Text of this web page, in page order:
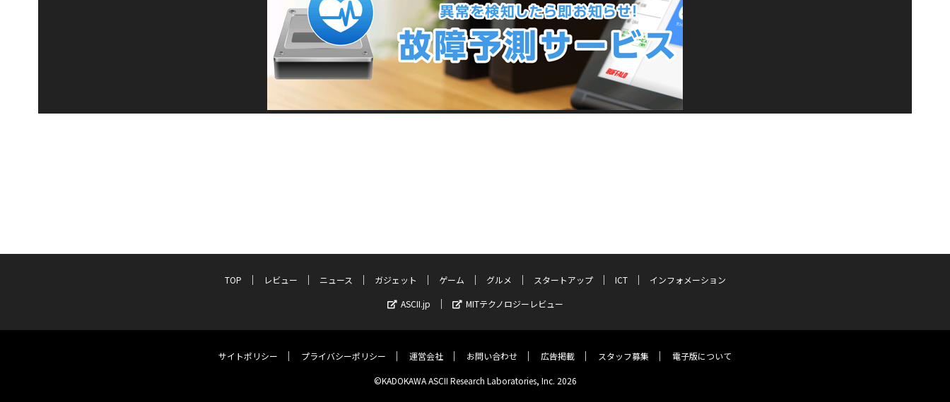
TOP レビュー ニュース ガジェット ゲーム グルメ スタートアップ ICT
インフォメーション
ASCII.jp
MITテクノロジーレビュー
サイトポリシー プライバシーポリシー 運営会社 お問い合わせ 広告掲載 スタッフ募集 電子版について
©KADOKAWA ASCII Research Laboratories, Inc. 2026